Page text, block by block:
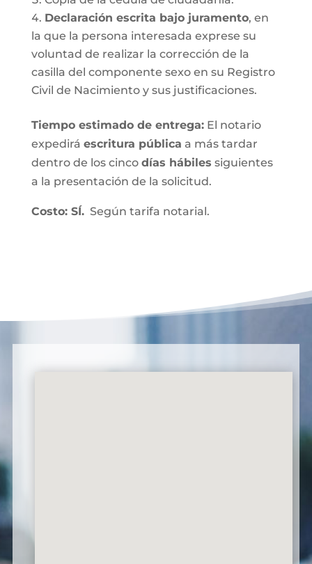
Declaración escrita bajo juramento, en
la que la persona interesada exprese su
voluntad de realizar la corrección de la
casilla del componente sexo en su Registro
Civil de Nacimiento y sus justificaciones.
Tiempo estimado de entrega:El notario
expedirá escritura pública a más tardar
dentro de los cinco días hábiles siguientes
a la presentación de la solicitud.
Costo: SÍ.Según tarifa notarial.